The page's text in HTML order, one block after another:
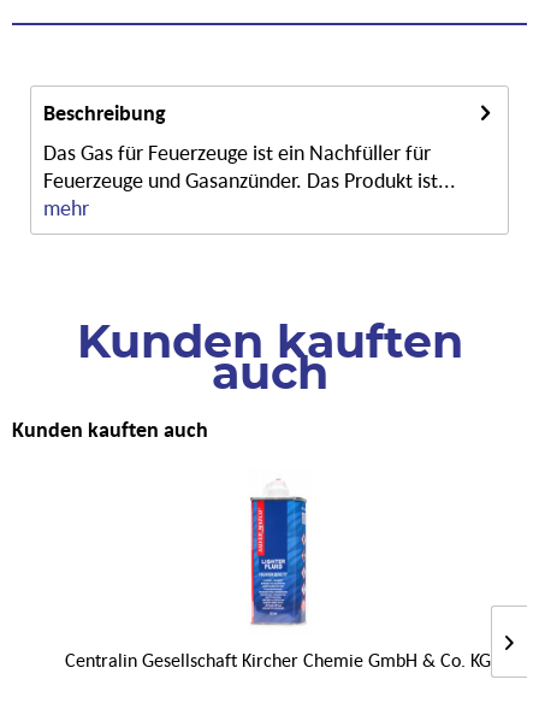
Beschreibung
Das Gas für Feuerzeuge ist ein Nachfüller für
Feuerzeuge und Gasanzünder. Das Produkt ist...
mehr
Kunden kauften
auch
Kunden kauften auch
Centralin Gesellschaft Kircher Chemie GmbH & Co. KG